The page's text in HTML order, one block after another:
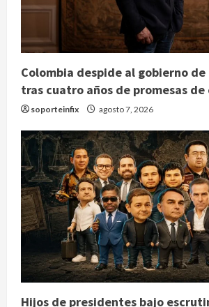
Colombia despide al gobierno
tras cuatro años de promesas de
soporteinfix agosto 7, 2026
Hijos de presidentes bajo